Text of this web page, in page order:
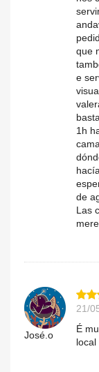
que
e
1h
de
Las
José.o
21/
É